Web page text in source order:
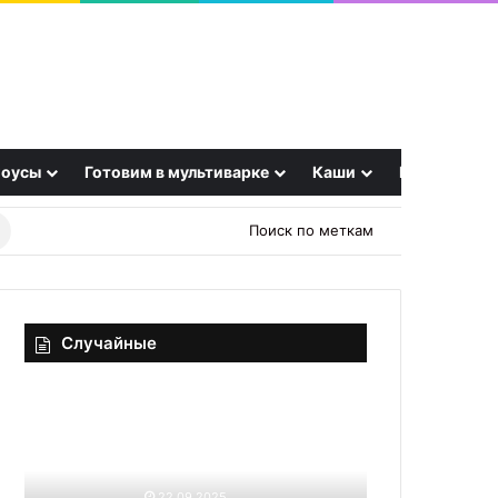
Готовим в мультиварке Каши Еще
Поиск по меткам
Случайные